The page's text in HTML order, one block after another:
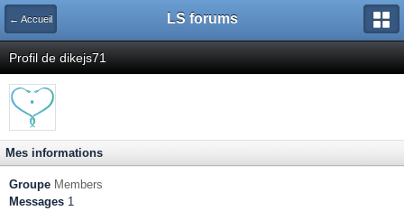
← Accueil LS forums
Profil de dikejs71
Mes informations
Groupe Members
Messages 1